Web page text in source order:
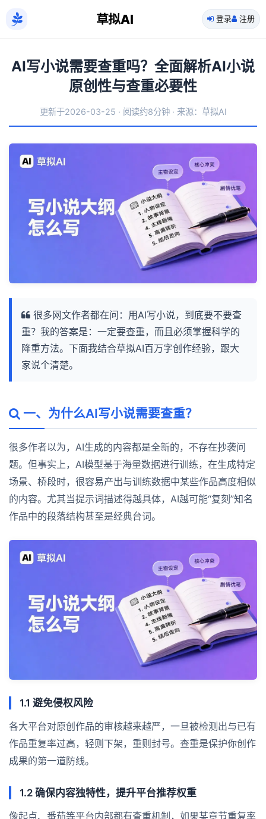
草拟AI 登录 注册
AI写小说需要查重吗？全面解析AI小说
原创性与查重必要性
更新于2026-03-25 · 阅读约8分钟 · 来源：草拟AI
很多网文作者都在问：用AI写小说，到底要不要查
重？我的答案是：一定要查重，而且必须掌握科学的
降重方法。下面我结合草拟AI百万字创作经验，跟大
家说个清楚。
一、为什么AI写小说需要查重？
很多作者以为，AI生成的内容都是全新的，不存在抄袭问
题。但事实上，AI模型基于海量数据进行训练，在生成特定
场景、桥段时，很容易产出与训练数据中某些作品高度相似
的内容。尤其当提示词描述得越具体，AI越可能“复刻”知名
作品中的段落结构甚至是经典台词。
1.1 避免侵权风险
各大平台对原创作品的审核越来越严，一旦被检测出与已有
作品重复率过高，轻则下架，重则封号。查重是保护你创作
成果的第一道防线。
1.2 确保内容独特性，提升平台推荐权重
像起点、番茄等平台内部都有查重机制，如果某章节重复率